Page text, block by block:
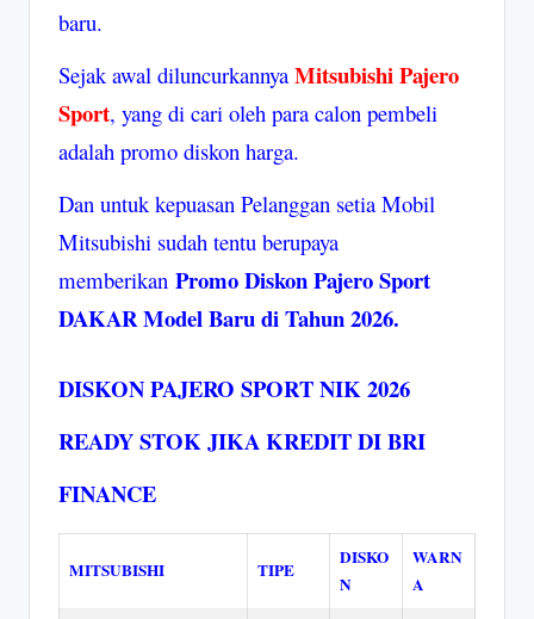
baru.
Sejak awal diluncurkannya Mitsubishi Pajero
Sport, yang di cari oleh para calon pembeli
adalah promo diskon harga.
Dan untuk kepuasan Pelanggan setia Mobil
Mitsubishi sudah tentu berupaya
memberikan Promo Diskon Pajero Sport
DAKAR Model Baru di Tahun 2026.
DISKON PAJERO SPORT NIK 2026
READY STOK JIKA KREDIT DI BRI
FINANCE
MITSUBISHI TIPE
DISKO
N
WARN
A